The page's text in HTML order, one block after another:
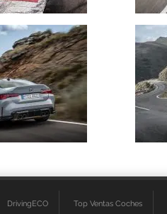
DrivingECO Top Ventas Coches